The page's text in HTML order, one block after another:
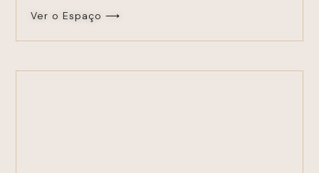
Ver o Espaço ⟶